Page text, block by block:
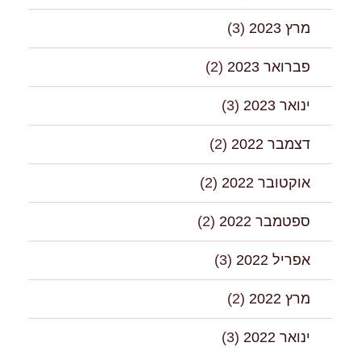
מרץ 2023 (3)
פברואר 2023 (2)
ינואר 2023 (3)
דצמבר 2022 (2)
אוקטובר 2022 (2)
ספטמבר 2022 (2)
אפריל 2022 (3)
מרץ 2022 (2)
ינואר 2022 (3)